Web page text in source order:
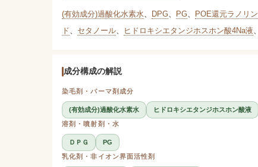
(有効成分)過酸化水素水、 DPG、 PG、 POE還元ラノリン
ド、 セタノール、 ヒドロキシエタンジホスホン酸4Na液、
成分構成の解説
染毛剤・パーマ剤成分
(有効成分)過酸化水素水
ヒドロキシエタンジホスホン酸液
溶剤・噴射剤・水
ＤＰＧ
PG
乳化剤・非イオン界面活性剤